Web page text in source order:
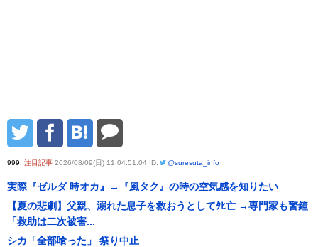
999: 注目記事 2026/08/09(日) 11:04:51.04 ID: @suresuta_info
実際『ゼルダ 時オカ』→『風タク』の時の空気感を知りたい
【夏の悲劇】父親、溺れた息子を救おうとしてﾀﾋ亡 →専門家も警鐘
「救助は二次被害...
シカ「全部喰った」 祭り中止